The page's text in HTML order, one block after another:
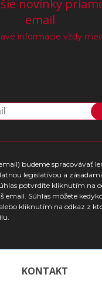
novinky
email
informácie vždy
budeme spracovávať
legislatívou a
potvrdíte kliknutím na
email. Súhlas môžete
kliknutím na odkaz z
KONTAKT